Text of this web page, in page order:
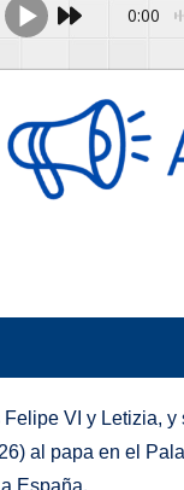
0:00
Felipe VI y Letizia,
al papa en el